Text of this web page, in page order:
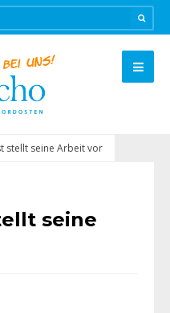
stellt seine Arbeit vor
seine